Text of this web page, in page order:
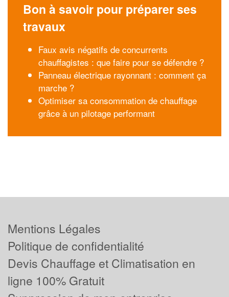
Bon à savoir pour préparer ses
travaux
Faux avis négatifs de concurrents
chauffagistes : que faire pour se défendre ?
Panneau électrique rayonnant : comment ça
marche ?
Optimiser sa consommation de chauffage
grâce à un pilotage performant
Mentions Légales
Politique de confidentialité
Devis Chauffage et Climatisation en
ligne 100% Gratuit